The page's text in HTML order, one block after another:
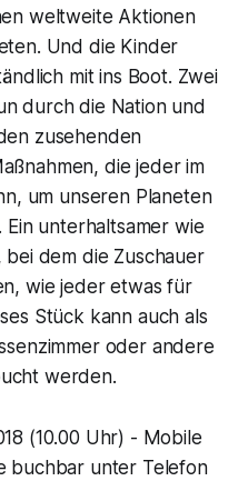
weltweite Aktionen
Und die Kinder
mit ins Boot. Zwei
durch die Nation und
zusehenden
die jeder im
um unseren Planeten
unterhaltsamer wie
dem die Zuschauer
wie jeder etwas für
Stück kann auch als
oder andere
werden.
(10.00 Uhr) - Mobile
buchbar unter Telefon